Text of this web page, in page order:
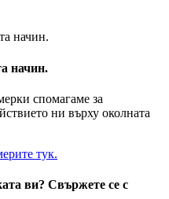
начин.
спомагаме за
ни върху околната
тук.
ви? Свържете се с